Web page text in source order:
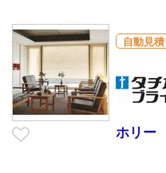
自動見積
ホリー